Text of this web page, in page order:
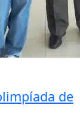
de